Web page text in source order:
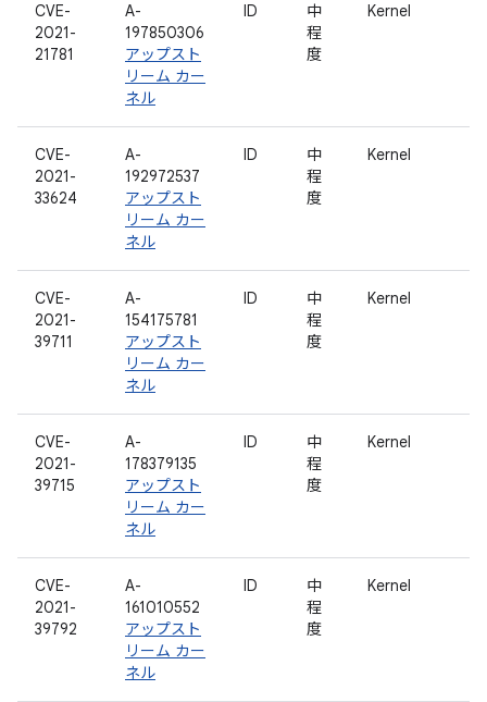
CVE-
2021-
21781
A-
197850306
アップスト
リーム カー
ネル
ID
中
程
度
Kernel
CVE-
2021-
33624
A-
192972537
アップスト
リーム カー
ネル
ID
中
程
度
Kernel
CVE-
2021-
39711
A-
154175781
アップスト
リーム カー
ネル
ID
中
程
度
Kernel
CVE-
2021-
39715
A-
178379135
アップスト
リーム カー
ネル
ID
中
程
度
Kernel
CVE-
2021-
39792
A-
161010552
アップスト
リーム カー
ネル
ID
中
程
度
Kernel